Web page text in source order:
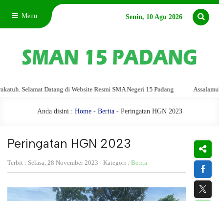
Menu Senin, 10 Agu 2026
Datang di Website Resmi SMA Negeri 15 Padang Assalamu'alaikum
Anda disini : Home- Berita- Peringatan HGN 2023
Peringatan HGN 2023
Terbit : Selasa, 28 November 2023 - Kategori : Berita